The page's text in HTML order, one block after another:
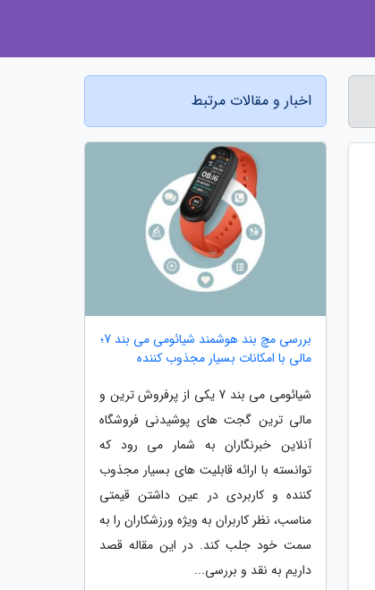
اخبار و مقالات مرتبط
بررسی مچ بند هوشمند شیائومی می بند 7؛
مالی با امکانات بسیار مجذوب کننده
شیائومی می بند 7 یکی از پرفروش ترین و
مالی ترین گجت های پوشیدنی فروشگاه
آنلاین خبرنگاران به شمار می رود که
توانسته با ارائه قابلیت های بسیار مجذوب
کننده و کاربردی در عین داشتن قیمتی
مناسب، نظر کاربران به ویژه ورزشکاران را به
سمت خود جلب کند. در این مقاله قصد
داریم به نقد و بررسی...